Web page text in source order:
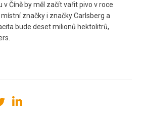
v Číně by měl začít vařit pivo v roce
značky i značky Carlsberg a
bude deset milionů hektolitrů,